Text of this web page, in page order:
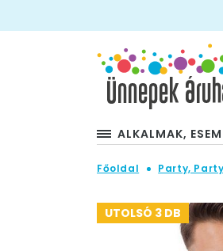
ALKALMAK,
Főoldal Party,
UTOLSÓ 3 DB